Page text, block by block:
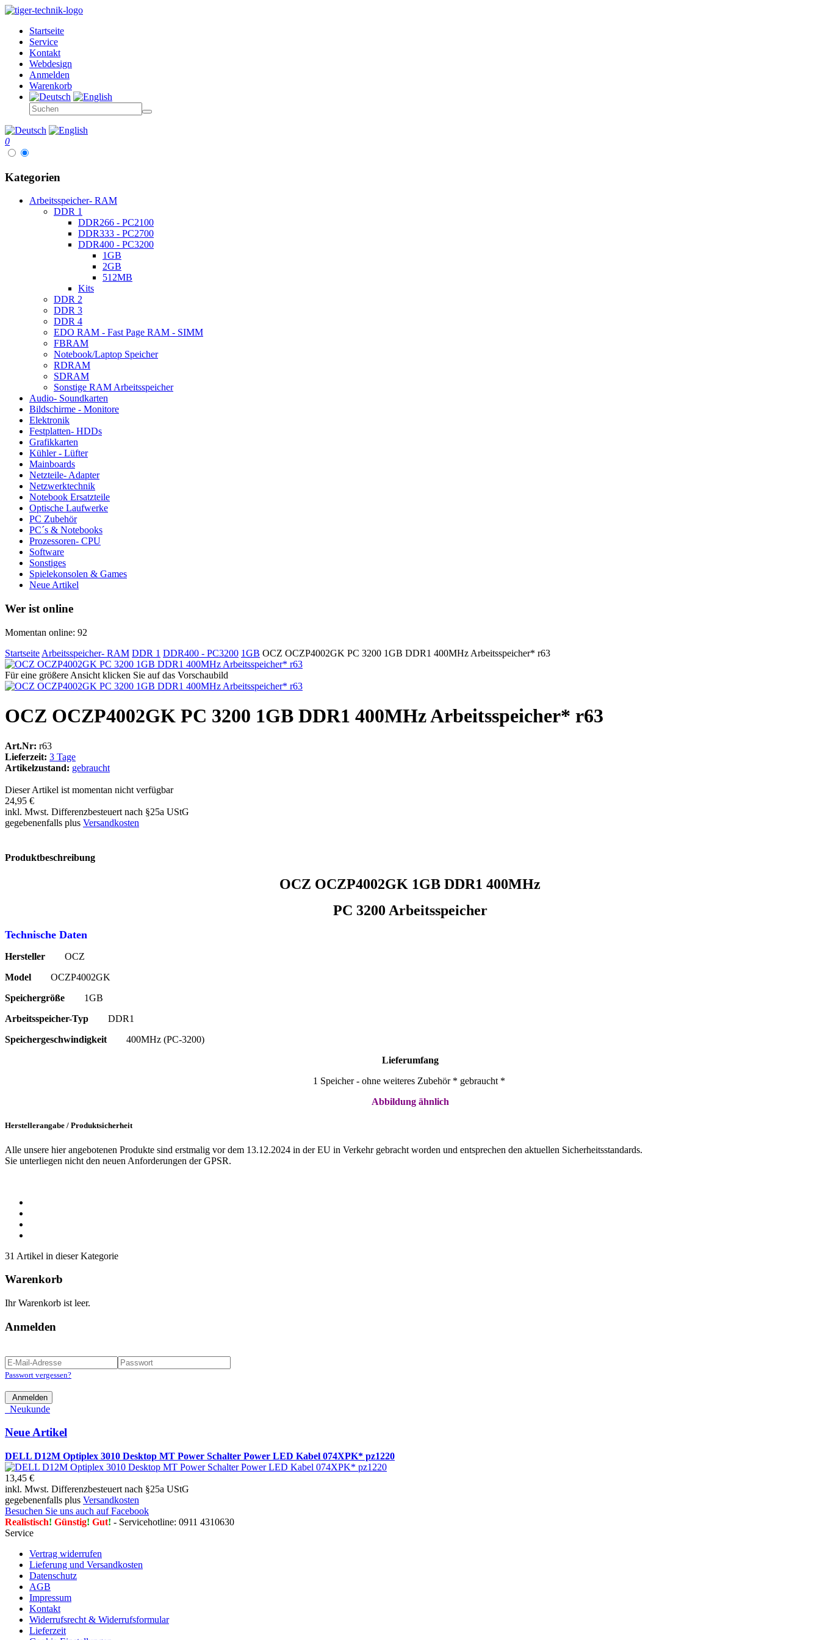
Startseite
Service
Kontakt
Webdesign
Anmelden
Warenkorb
0
Kategorien
Arbeitsspeicher- RAM
DDR 1
DDR266 - PC2100
DDR333 - PC2700
DDR400 - PC3200
1GB
2GB
512MB
Kits
DDR 2
DDR 3
DDR 4
EDO RAM - Fast Page RAM - SIMM
FBRAM
Notebook/Laptop Speicher
RDRAM
SDRAM
Sonstige RAM Arbeitsspeicher
Audio- Soundkarten
Bildschirme - Monitore
Elektronik
Festplatten- HDDs
Grafikkarten
Kühler - Lüfter
Mainboards
Netzteile- Adapter
Netzwerktechnik
Notebook Ersatzteile
Optische Laufwerke
PC Zubehör
PC´s & Notebooks
Prozessoren- CPU
Software
Sonstiges
Spielekonsolen & Games
Neue Artikel
Wer ist online
Momentan online: 92
Startseite Arbeitsspeicher- RAM DDR 1 DDR400 - PC3200 1GB OCZ OCZP4002GK PC 3200 1GB DDR1 400MHz Arbeitsspeicher* r63
Für eine größere Ansicht klicken Sie auf das Vorschaubild
OCZ OCZP4002GK PC 3200 1GB DDR1 400MHz Arbeitsspeicher* r63
Art.Nr: r63
Lieferzeit: 3 Tage
Artikelzustand: gebraucht
Dieser Artikel ist momentan nicht verfügbar
24,95 €
inkl. Mwst. Differenzbesteuert nach §25a UStG
gegebenenfalls plus Versandkosten
Produktbeschreibung
OCZ OCZP4002GK 1GB DDR1 400MHz
PC 3200 Arbeitsspeicher
Technische Daten
Hersteller
OCZ
Model
OCZP4002GK
Speichergröße
1GB
Arbeitsspeicher-Typ
DDR1
Speichergeschwindigkeit
400MHz (PC-3200)
Lieferumfang
1 Speicher - ohne weiteres Zubehör * gebraucht *
Abbildung ähnlich
Herstellerangabe / Produktsicherheit
Alle unsere hier angebotenen Produkte sind erstmalig vor dem 13.12.2024 in der EU in Verkehr gebracht worden und entsprechen den aktuellen Sicherheitsstandards.
Sie unterliegen nicht den neuen Anforderungen der GPSR.
31 Artikel in dieser Kategorie
Warenkorb
Ihr Warenkorb ist leer.
Anmelden
Passwort vergessen?
Anmelden
Neukunde
Neue Artikel
DELL D12M Optiplex 3010 Desktop MT Power Schalter Power LED Kabel 074XPK* pz1220
13,45 €
inkl. Mwst. Differenzbesteuert nach §25a UStG
gegebenenfalls plus Versandkosten
Besuchen Sie uns auch auf Facebook
Realistisch! Günstig! Gut! - Servicehotline: 0911 4310630
Service
Vertrag widerrufen
Lieferung und Versandkosten
Datenschutz
AGB
Impressum
Kontakt
Widerrufsrecht & Widerrufsformular
Lieferzeit